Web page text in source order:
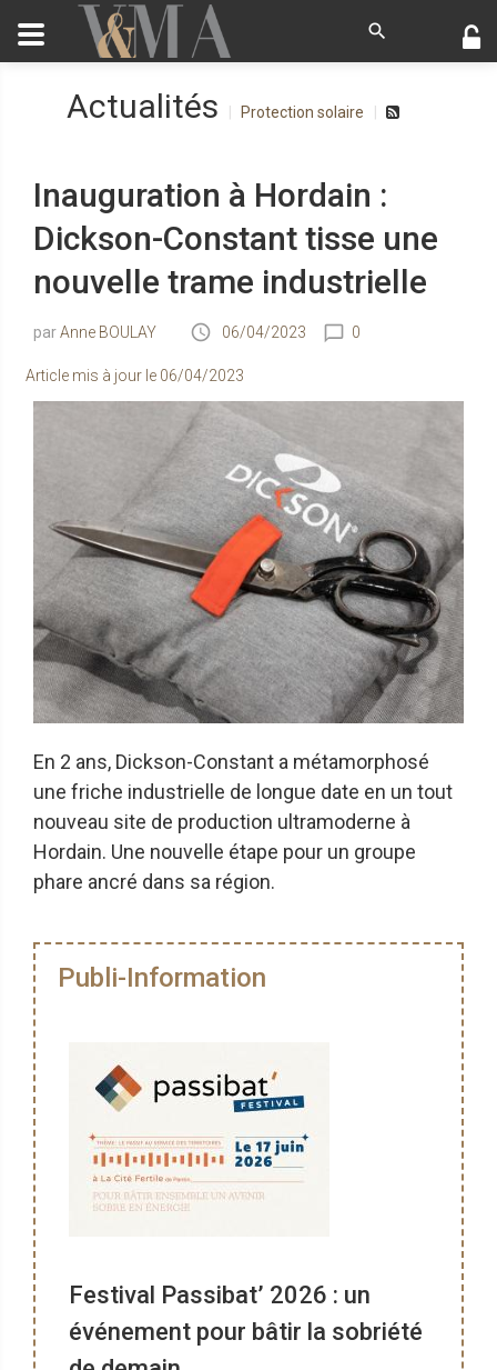
Actualités Protection solaire
Inauguration à Hordain :
Dickson-Constant tisse une
nouvelle trame industrielle
Anne BOULAY 06/04/2023 0
Article mis à jour le 06/04/2023
En 2 ans, Dickson-Constant a métamorphosé
une friche industrielle de longue date en un tout
nouveau site de production ultramoderne à
Hordain. Une nouvelle étape pour un groupe
phare ancré dans sa région.
Publi-Information
Festival Passibat’ 2026 : un
événement pour bâtir la sobriété